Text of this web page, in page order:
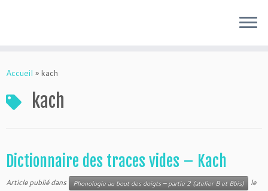
auAccueil » kach
kach
Dictionnaire des traces vides – Kach
Article publié dans Phonologie au bout des doigts – partie 2 (atelier B et Bbis)
le